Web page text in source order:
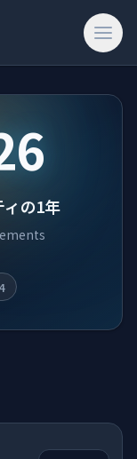
ホーム
📦コンテナ & パ
の1年